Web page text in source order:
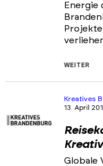
Energie
WEITER
Kreatives
13. April
Globale